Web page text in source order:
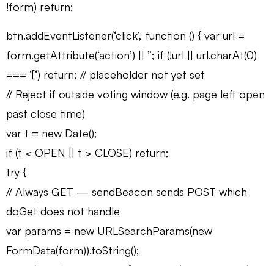
!form) return;
btn.addEventListener(‘click’, function () { var url =
form.getAttribute(‘action’) || ”; if (!url || url.charAt(0)
=== ‘[‘) return; // placeholder not yet set
// Reject if outside voting window (e.g. page left open
past close time)
var t = new Date();
if (t < OPEN || t > CLOSE) return;
try {
// Always GET — sendBeacon sends POST which
doGet does not handle
var params = new URLSearchParams(new
FormData(form)).toString();